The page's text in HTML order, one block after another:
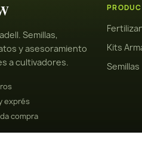
Semillas,
y asesoramiento
a cultivadores.
exprés
compra
Kits
Semillas